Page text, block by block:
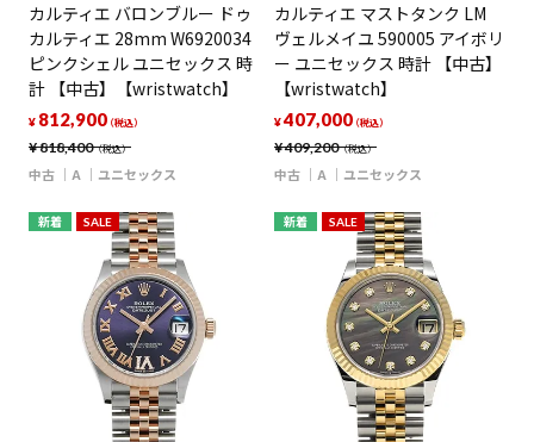
カルティエ バロンブルー ドゥ
カルティエ 28mm W6920034
ピンクシェル ユニセックス 時
計 【中古】【wristwatch】
¥818,400（税込）
¥ 812,900（税込）
中古 A ユニセックス
カルティエ マストタンク LM
ヴェルメイユ 590005 アイボリ
ー ユニセックス 時計 【中古】
【wristwatch】
¥409,200（税込）
¥407,000（税込）
中古 A ユニセックス
新着 SALE 新着 SALE